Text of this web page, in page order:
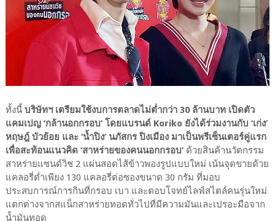
ทั้งนี้ บริษัทฯ เตรียมใช้งบการตลาดไม่ต่ำกว่า 30 ล้านบาท เปิดตัว
แคมเปญ ‘กล้านอกกรอบ’ โดยแบรนด์ Koriko ยังได้ร่วมงานกับ ‘เก่ง’
หฤษฎ์ บัวย้อย และ ‘น้ำปิง’ นภัสกร ปิงเมือง มาเป็นพรีเซ็นเตอร์คู่แรก
เพื่อสะท้อนแนวคิด ‘สาหร่ายของคนนอกกรอบ’ ด้วยสินค้านวัตกรรม
สาหร่ายแซนด์วิช 2 แผ่นสอดไส้ข้าวพองรูปแบบใหม่ เน้นจุดขายด้วย
แคลอรี่ต่ำเพียง 130 แคลอรี่ต่อซองขนาด 30 กรัม ที่มอบ
ประสบการณ์การกินที่กรอบ เบา และตอบโจทย์ไลฟ์สไตล์คนรุ่นใหม่
แตกต่างจากสแน็กสาหร่ายทอดทั่วไปที่มีความมันและเปรอะมือจาก
น้ำมันทอด